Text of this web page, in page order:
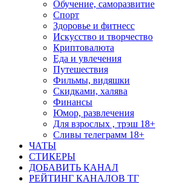
Обучение, саморазвитие
Спорт
Здоровье и фитнесс
Искусство и творчество
Криптовалюта
Еда и увлечения
Путешествия
Фильмы, видяшки
Скидками, халява
Финансы
Юмор, развлечения
Для взрослых , трэш 18+
Сливы телеграмм 18+
ЧАТЫ
СТИКЕРЫ
ДОБАВИТЬ КАНАЛ
РЕЙТИНГ КАНАЛОВ ТГ